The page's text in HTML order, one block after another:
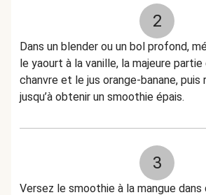
2
Dans un blender ou un bol profond,
le yaourt à la vanille, la majeure
chanvre et le jus orange-banane,
jusqu’à obtenir un smoothie épais.
3
Versez le smoothie à la mangue dans